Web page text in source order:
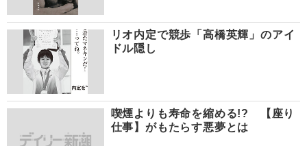
リオ内定で競歩「高橋英輝」のアイ
ドル隠し
喫煙よりも寿命を縮める!? 【座り
仕事】がもたらす悪夢とは